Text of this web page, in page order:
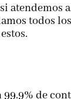
atendemos
todos
de